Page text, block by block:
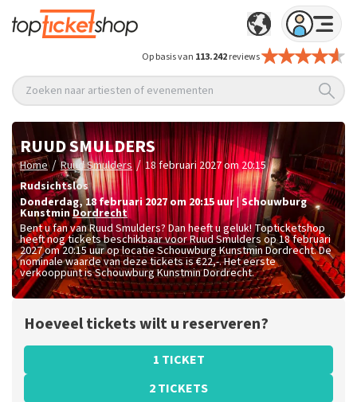
Op basis van 113.242reviews
Zoeken naar artiesten of evenementen
RUUD SMULDERS
Home / Ruud Smulders / 18 februari 2027 om 20:15
Rudsichtslos
donderdag,18 februari 2027 om 20:15 uur |Schouwburg
KunstminDordrecht
Bent u fan van Ruud Smulders? Dan heeft u geluk! Topticketshop
heeft nog tickets beschikbaar voor Ruud Smulders op 18 februari
2027 om 20:15 uur op locatie Schouwburg Kunstmin Dordrecht. De
nominale waarde van deze tickets is€22,-. Het eerste
verkooppunt is Schouwburg Kunstmin Dordrecht.
Hoeveel tickets wilt u reserveren?
1 TICKET
2 TICKETS